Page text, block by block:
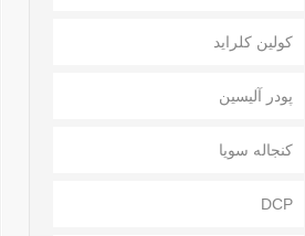
کولین کلراید
پودر آلیسین
کنجاله سویا
DCP